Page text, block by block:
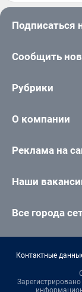
Подписаться
Сообщить
Рубрики
О компании
Реклама на
Наши
Все города
Контактные